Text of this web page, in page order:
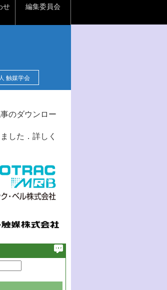
せ 編集委員会
触媒学会
のダウンロー
した．詳しく